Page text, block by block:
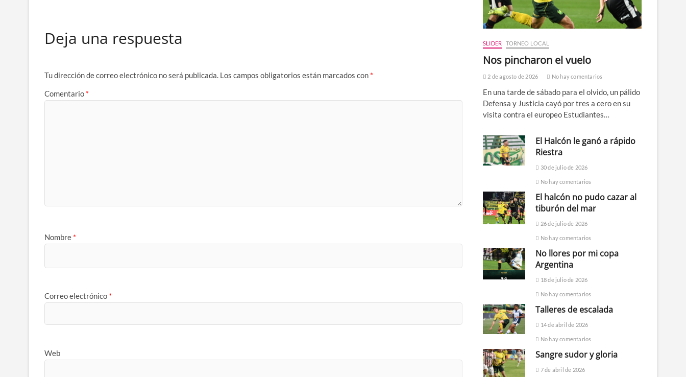
Deja una respuesta
Tu dirección de correo electrónico no será publicada. Los campos obligatorios están marcados con *
Comentario *
Nombre *
Correo electrónico *
Web
SLIDER TORNEO LOCAL
Nos pincharon el vuelo
2 de agosto de 2026 No hay comentarios
En una tarde de sábado para el olvido, un pálido
Defensa y Justicia cayó por tres a cero en su
visita contra el europeo Estudiantes…
El Halcón le ganó a rápido
Riestra
30 de julio de 2026
No hay comentarios
El halcón no pudo cazar al
tiburón del mar
26 de julio de 2026
No hay comentarios
No llores por mi copa
Argentina
18 de julio de 2026
No hay comentarios
Talleres de escalada
14 de abril de 2026
No hay comentarios
Sangre sudor y gloria
7 de abril de 2026